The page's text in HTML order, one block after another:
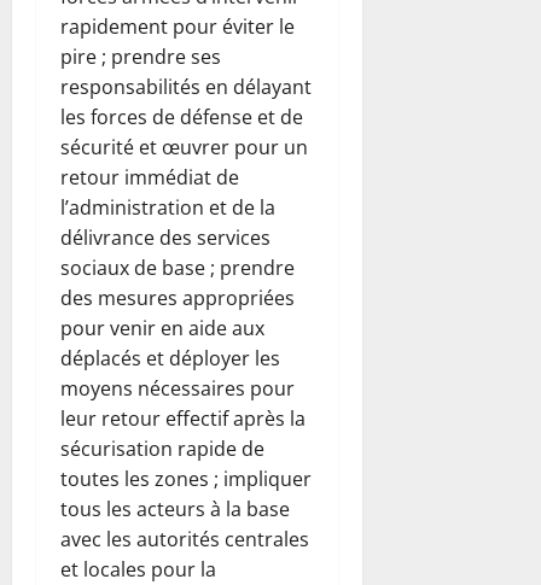
rapidement pour éviter le
pire ; prendre ses
responsabilités en délayant
les forces de défense et de
sécurité et œuvrer pour un
retour immédiat de
l’administration et de la
délivrance des services
sociaux de base ; prendre
des mesures appropriées
pour venir en aide aux
déplacés et déployer les
moyens nécessaires pour
leur retour effectif après la
sécurisation rapide de
toutes les zones ; impliquer
tous les acteurs à la base
avec les autorités centrales
et locales pour la